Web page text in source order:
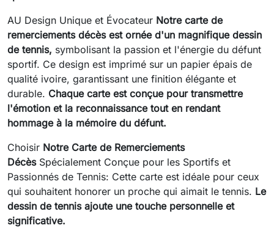
AU Design Unique et Évocateur Notre carte de
remerciements décès est ornée d'un magnifique dessin
de tennis, symbolisant la passion et l'énergie du défunt
sportif. Ce design est imprimé sur un papier épais de
qualité ivoire, garantissant une finition élégante et
durable. Chaque carte est conçue pour transmettre
l'émotion et la reconnaissance tout en rendant
hommage à la mémoire du défunt.
Choisir Notre Carte de Remerciements
Décès Spécialement Conçue pour les Sportifs et
Passionnés de Tennis: Cette carte est idéale pour ceux
qui souhaitent honorer un proche qui aimait le tennis. Le
dessin de tennis ajoute une touche personnelle et
significative.